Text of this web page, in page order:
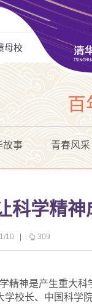
母校
百
故事 青春风采
科学精
10 309
精神是产生重大
学校长、中国科